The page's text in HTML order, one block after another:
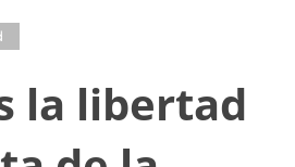
la libertad